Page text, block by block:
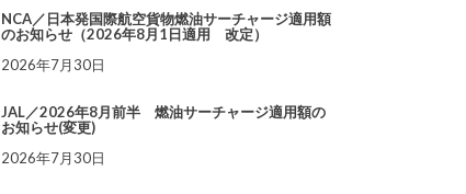
NCA／日本発国際航空貨物燃油サーチャージ適用額
のお知らせ（2026年8月1日適用 改定）
2026年7月30日
JAL／2026年8月前半 燃油サーチャージ適用額の
お知らせ(変更)
2026年7月30日